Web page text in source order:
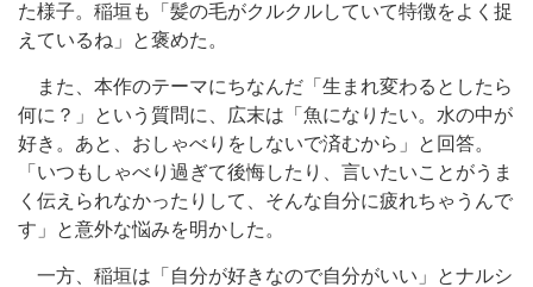
た様子。稲垣も「髪の毛がクルクルしていて特徴をよく捉
えているね」と褒めた。
また、本作のテーマにちなんだ「生まれ変わるとしたら
何に？」という質問に、広末は「魚になりたい。水の中が
好き。あと、おしゃべりをしないで済むから」と回答。
「いつもしゃべり過ぎて後悔したり、言いたいことがうま
く伝えられなかったりして、そんな自分に疲れちゃうんで
す」と意外な悩みを明かした。
一方、稲垣は「自分が好きなので自分がいい」とナルシ